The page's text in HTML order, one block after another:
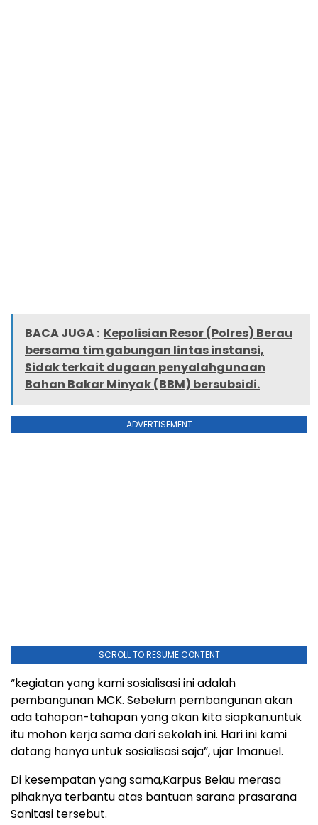
BACA JUGA : Kepolisian Resor (Polres) Berau
bersama tim gabungan lintas instansi,
Sidak terkait dugaan penyalahgunaan
Bahan Bakar Minyak (BBM) bersubsidi.
ADVERTISEMENT
SCROLL TO RESUME CONTENT
“kegiatan yang kami sosialisasi ini adalah
pembangunan MCK. Sebelum pembangunan akan
ada tahapan-tahapan yang akan kita siapkan.untuk
itu mohon kerja sama dari sekolah ini. Hari ini kami
datang hanya untuk sosialisasi saja”, ujar Imanuel.
Di kesempatan yang sama,Karpus Belau merasa
pihaknya terbantu atas bantuan sarana prasarana
Sanitasi tersebut.